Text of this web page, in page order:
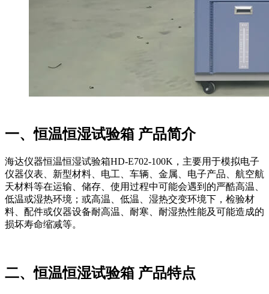
一、恒温恒湿试验箱 产品简介
海达仪器恒温恒湿试验箱HD-E702-100K，主要用于模拟电子
仪器仪表、新型材料、电工、车辆、金属、电子产品、航空航
天材料等在运输、储存、使用过程中可能会遇到的严酷高温、
低温或湿热环境；或高温、低温、湿热交变环境下，检验材
料、配件或仪器设备耐高温、耐寒、耐湿热性能及可能造成的
损坏寿命缩减等。
二、恒温恒湿试验箱 产品特点